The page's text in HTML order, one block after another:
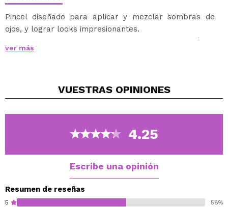
Pincel diseñado para aplicar y mezclar sombras de
ojos, y lograr looks impresionantes.
Ideal para aplicar sombras de ojos con precisión o
para las pestañas inferiores.
ver más
VUESTRAS OPINIONES
4.25
Escribe una opinión
Resumen de reseñas
5 58%